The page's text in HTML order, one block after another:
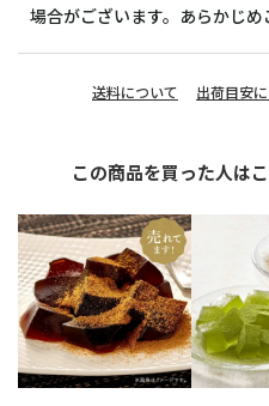
場合がございます。あらかじめ
送料について 出荷目安
この商品を買った人は